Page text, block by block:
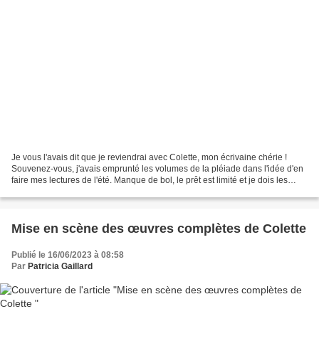
Je vous l'avais dit que je reviendrai avec Colette, mon écrivaine chérie !
Souvenez-vous, j'avais emprunté les volumes de la pléiade dans l'idée d'en
faire mes lectures de l'été. Manque de bol, le prêt est limité et je dois les
Mise en scène des œuvres complètes de Colette
Publié le 16/06/2023 à 08:58
Par Patricia Gaillard